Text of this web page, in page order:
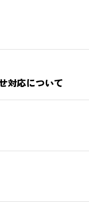
対応について